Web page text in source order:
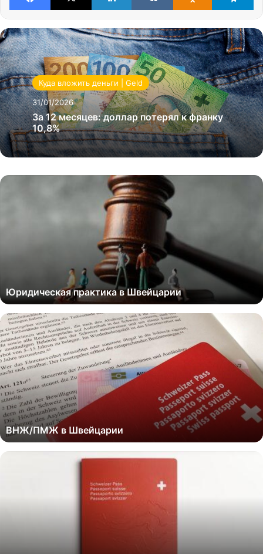
Куда вложить деньги | Geld
31/01/2026
За 12 месяцев: доллар потерял к франку
10,8%
Юридическая практика в Швейцарии
ВНЖ/ПМЖ в Швейцарии